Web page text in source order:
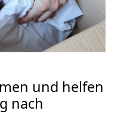
und helfen
nach